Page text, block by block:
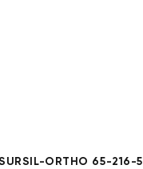
ORTHO 65-216-5